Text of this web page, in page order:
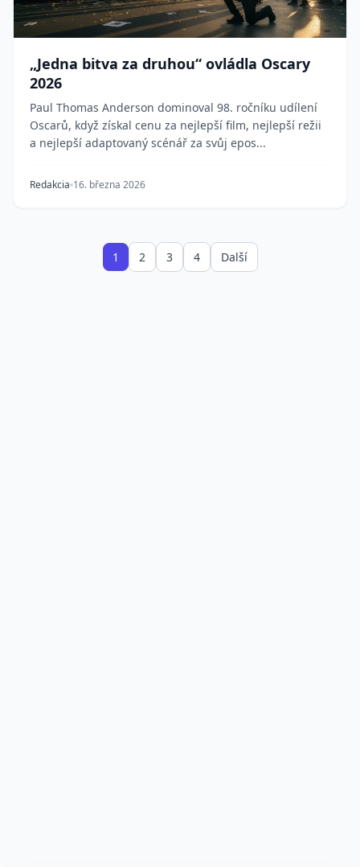
„Jedna bitva za druhou“ ovládla Oscary
2026
Paul Thomas Anderson dominoval 98. ročníku udílení
Oscarů, když získal cenu za nejlepší film, nejlepší režii
a nejlepší adaptovaný scénář za svůj epos...
Redakcia 16. března 2026
1 2 3 4 Další